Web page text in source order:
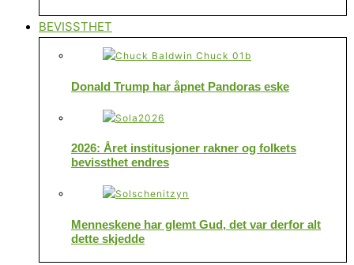
BEVISSTHET
Donald Trump har åpnet Pandoras eske
2026: Året institusjoner rakner og folkets
bevissthet endres
Menneskene har glemt Gud, det var derfor alt
dette skjedde